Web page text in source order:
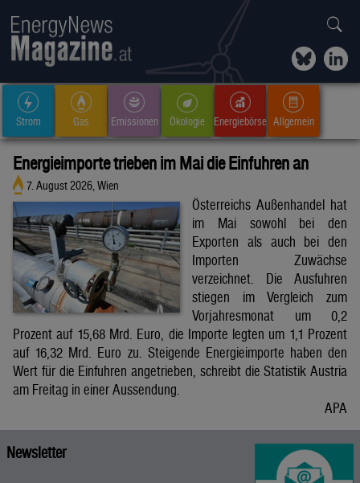
Strom Gas Emissionen Ökologie Energiebörse Allgemein
Energieimporte trieben im Mai die Einfuhren an
7. August 2026, Wien
Österreichs Außenhandel hat
im Mai sowohl bei den
Exporten als auch bei den
Importen Zuwächse
verzeichnet. Die Ausfuhren
stiegen im Vergleich zum
Vorjahresmonat um 0,2
Prozent auf 15,68 Mrd. Euro, die Importe legten um 1,1 Prozent
auf 16,32 Mrd. Euro zu. Steigende Energieimporte haben den
Wert für die Einfuhren angetrieben, schreibt die Statistik Austria
am Freitag in einer Aussendung.
APA
Newsletter